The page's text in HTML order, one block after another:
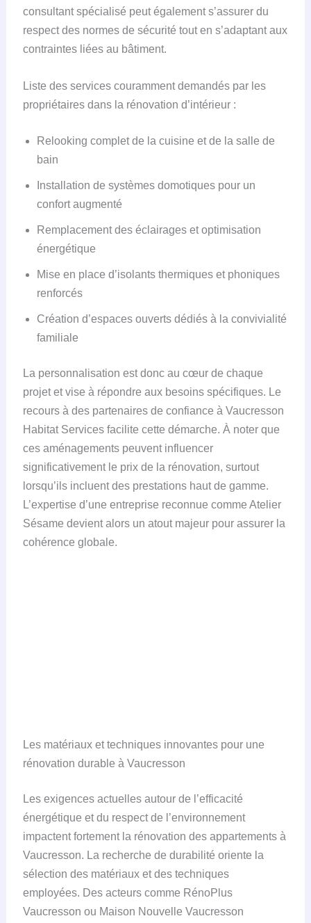
consultant spécialisé peut également s’assurer du
respect des normes de sécurité tout en s’adaptant aux
contraintes liées au bâtiment.
Liste des services couramment demandés par les
propriétaires dans la rénovation d’intérieur :
Relooking complet de la cuisine et de la salle de
bain
Installation de systèmes domotiques pour un
confort augmenté
Remplacement des éclairages et optimisation
énergétique
Mise en place d’isolants thermiques et phoniques
renforcés
Création d’espaces ouverts dédiés à la convivialité
familiale
La personnalisation est donc au cœur de chaque
projet et vise à répondre aux besoins spécifiques. Le
recours à des partenaires de confiance à Vaucresson
Habitat Services facilite cette démarche. À noter que
ces aménagements peuvent influencer
significativement le prix de la rénovation, surtout
lorsqu’ils incluent des prestations haut de gamme.
L’expertise d’une entreprise reconnue comme Atelier
Sésame devient alors un atout majeur pour assurer la
cohérence globale.
Les matériaux et techniques innovantes pour une
rénovation durable à Vaucresson
Les exigences actuelles autour de l’efficacité
énergétique et du respect de l’environnement
impactent fortement la rénovation des appartements à
Vaucresson. La recherche de durabilité oriente la
sélection des matériaux et des techniques
employées. Des acteurs comme RénoPlus
Vaucresson ou Maison Nouvelle Vaucresson